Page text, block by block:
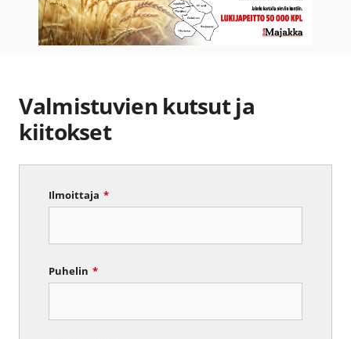
Valmistuvien kutsut ja
kiitokset
Ilmoittaja *
Puhelin *